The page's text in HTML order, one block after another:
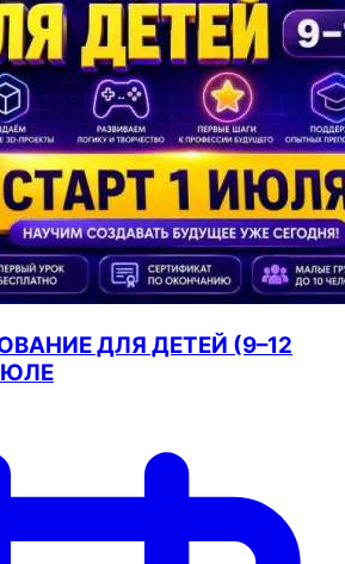
ДЛЯ ДЕТЕЙ (9–12